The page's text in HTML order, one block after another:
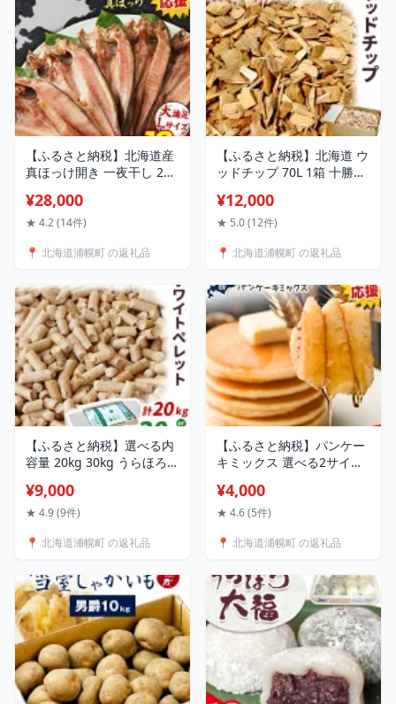
し 旬の時期にお届け 朝採
り
旬出荷》
【ふるさと納税】北海道産
真ほっけ開き 一夜干し 2枚
のり抜群 特大サイズ 手づ
くり 国産 浦幌町厚内 焼き
商店
¥28,000
★ 4.2 (14件)
📍 北海道浦幌町 の返礼品
【ふるさと納税】北海道 ウ
ッドチップ 70L 1箱 十勝産
り 無添加 防腐剤 ゼロ 除草
雑草対策 ぬかるみ防止 ガ
ン ペット キャンプ 焚火 マ
エムケイ 送料無料 《30日
以内に出荷》
¥12,000
★ 5.0 (12件)
📍 北海道浦幌町 の返礼品
【ふるさと納税】選べる内
容量 20kg 30kg うらほろ
包装 株式会社エムケイ 北
海道 浦幌町 カラマツ 100%
のトイレ 砂 燃焼 燃料 スト
の香り 高品質 エコ 節電 送
料無料 《30日以内に出荷》
¥9,000
★ 4.9 (9件)
📍 北海道浦幌町 の返礼品
【ふるさと納税】パンケー
キミックス 選べる2サイズ
URAHORO 北海道産小麦
100% ホットケーキ 個包装
おやつ 子供 離乳食 キャン
無料 《30日以内に出荷予定
(土日祝除く)》 生活応援
¥4,000
★ 4.6 (5件)
📍 北海道浦幌町 の返礼品